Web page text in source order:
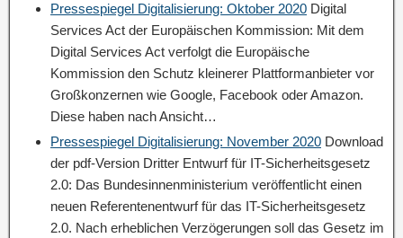
Pressespiegel Digitalisierung: Oktober 2020 Digital
Services Act der Europäischen Kommission: Mit dem
Digital Services Act verfolgt die Europäische
Kommission den Schutz kleinerer Plattformanbieter vor
Großkonzernen wie Google, Facebook oder Amazon.
Diese haben nach Ansicht…
Pressespiegel Digitalisierung: November 2020 Download
der pdf-Version Dritter Entwurf für IT-Sicherheitsgesetz
2.0: Das Bundesinnenministerium veröffentlicht einen
neuen Referentenentwurf für das IT-Sicherheitsgesetz
2.0. Nach erheblichen Verzögerungen soll das Gesetz im